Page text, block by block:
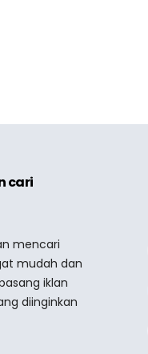
cari
mencari
mudah dan
iklan
diinginkan